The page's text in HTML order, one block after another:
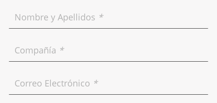
Nombre y Apellidos *
Compañía *
Correo Electrónico *